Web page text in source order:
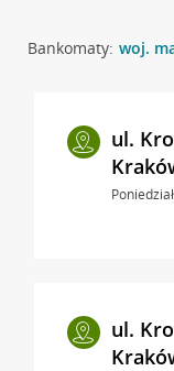
Bankomaty: woj.
ul.
ul.